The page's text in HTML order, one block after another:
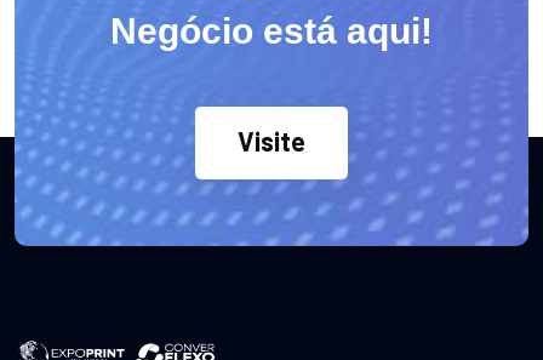
Negócio está aqui!
Visite